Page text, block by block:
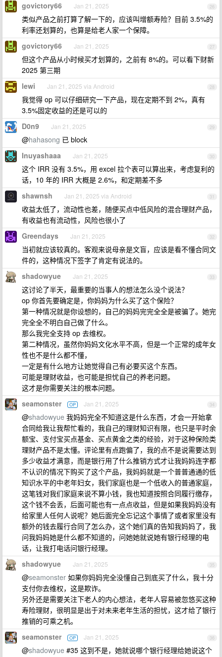
26
govictory66 Jan 21, 2025
类似产品之前打算了解一下的，应该叫增额寿险？目前 3.5%的
利率还划算的，也算是给老人家一个保障。
27
govictory66 Jan 21, 2025
但这个产品从小时候买才划算的，之前有 8%的。可以看下财新
2025 第三期
28
lewi Jan 21, 2025 via Android
我觉得 op 可以仔细研究一下产品，现在定期不到 2%，真有
3.5%固定收益的还是可以的
29
D0n9 Jan 21, 2025
@hahasong 已 block
30
Inuyashaaa Jan 21, 2025
这个 IRR 没有 3.5%，用 excel 拉个表可以算出来，考虑复利的
话，10 年的 IRR 大概是 2.6%，和定期差不多
31
shawnsh Jan 21, 2025 via Android
收益太低了，流动性也差，随便买点中低风险的混合理财产品，
有收益也有流动性，风险也很小了
32
Greendays Jan 21, 2025
当初就应该较真的。客观来说母亲是文盲，应该是看不懂合同文
件的，这种情况下签字了肯定有说法的。
33
shadowyue Jan 21, 2025
这讨论了半天，最重要的当事人的想法怎么没个说法？
op 你首先要确定是，你妈妈为什么买了这个保险？
第一种情况就是你设想的，自己的妈妈完完全全是被骗了。她完
完全全不明白自己做了什么。
那么我完全支持 op 去维权。
第二种情况，虽然你妈妈文化水平不高，但是一个正常的成年女
性也不是什么都不懂，
一定是有什么地方让她觉得自己有必要买这个东西。
可能是理财收益，也可能是担忧自己的养老问题。
这才是你需要关注的根本问题。
34
seamonster OP Jan 21, 2025
@shadowyue 我妈妈完全不知道这是什么东西，才会一开始拿
合同给我让我帮忙看的，我自己的理财知识有限，也只是平时余
额宝、支付宝买点基金、买点黄金之类的经验，对于这种保险类
理财产品不是太懂。评论里有点跑偏了，我的点不是说需要达到
多少收益才满意，而是银行用了什么推销方式才让我妈妈连字都
不认识的情况下购买了这个产品，我妈妈就是一个普普通通的低
知识水平的中老年妇女，我们家庭也是一个低收入的普通家庭，
这笔钱对我们家庭来说不算小钱，我也知道按照合同履行缴存，
这个钱不会丢，后面可能也有一点点收益，但是如果我妈妈没有
给家里人任何人说呢？她后面完全忘记这个事情了或者家里没有
额外的钱去履行合同了怎么办，这个她们真的告知我妈妈了，我
问我妈妈她是什么都不知道的，问她她就说她有银行经理的电
话，让我打电话问银行经理。
35
shadowyue Jan 21, 2025
@seamonster 如果你妈妈完全没懂自己到底买了什么，我十分
支付你去维权，这是欺诈。
另外还是需要关注下老人的内心想法，老年人容易被忽悠买这种
寿险理财，很明显是出于对未来老年生活的担忧，这才给了银行
推销的可乘之机。
36
seamonster OP Jan 21, 2025
@shadowyue #35 这到不是，她就说哪个银行经理给她说这个